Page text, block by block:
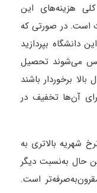
هزینه‌های این
25000 دلار متفاوت است. در صورتی که
دانشگاه بپردازید
می‌شوند تحصیل
برخوردار باشند
آن‌ها تخفیف در
شهریه بالاتری به
حال به‌نسبت دیگر
است.